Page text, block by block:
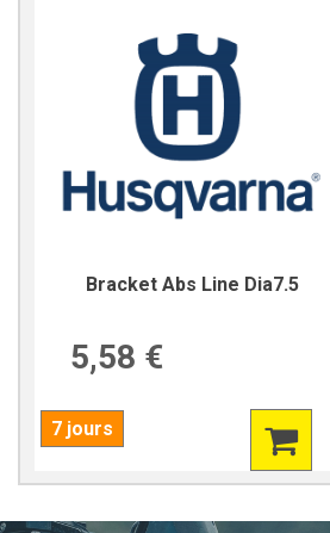
Bracket Abs Line Dia7.5
5,58 €
7 jours